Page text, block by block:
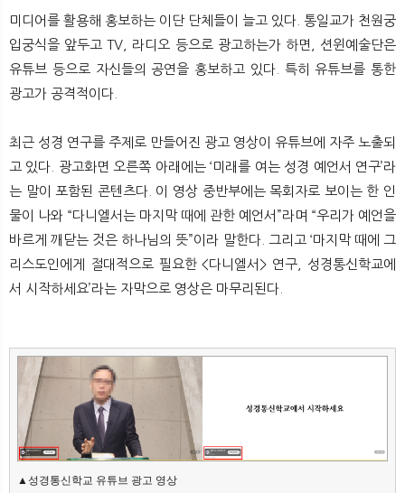
뉴 색
미디어를 활용해 홍보하는 이단 단체들이 늘고 있다. 통일교가 천원궁
입궁식을 앞두고 TV, 라디오 등으로 광고하는가 하면, 션윈예술단은
유튜브 등으로 자신들의 공연을 홍보하고 있다. 특히 유튜브를 통한
광고가 공격적이다.
최근 성경 연구를 주제로 만들어진 광고 영상이 유튜브에 자주 노출되
고 있다. 광고화면 오른쪽 아래에는 ‘미래를 여는 성경 예언서 연구’라
는 말이 포함된 콘텐츠다. 이 영상 중반부에는 목회자로 보이는 한 인
물이 나와 “다니엘서는 마지막 때에 관한 예언서”라며 “우리가 예언을
바르게 깨닫는 것은 하나님의 뜻”이라 말한다. 그리고 ‘마지막 때에 그
리스도인에게 절대적으로 필요한 <다니엘서> 연구, 성경통신학교에
서 시작하세요’라는 자막으로 영상은 마무리된다.
▲성경통신학교 유튜브 광고 영상